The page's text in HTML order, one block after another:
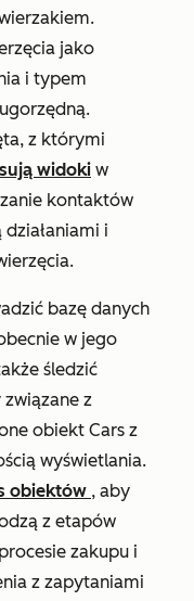
jako
i typem
z którymi
widoki w
kontaktów
i
bazę danych
w jego
śledzić
z
obiekt Cars z
wyświetlania.
obiektów , aby
z etapów
zakupu i
z zapytaniami